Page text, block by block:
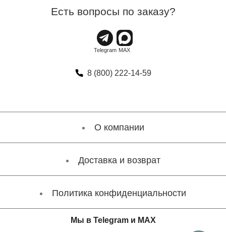
Есть вопросы по заказу?
8 (800) 222-14-59
О компании
Доставка и возврат
Политика конфиденциальности
Мы в Telegram и MAX